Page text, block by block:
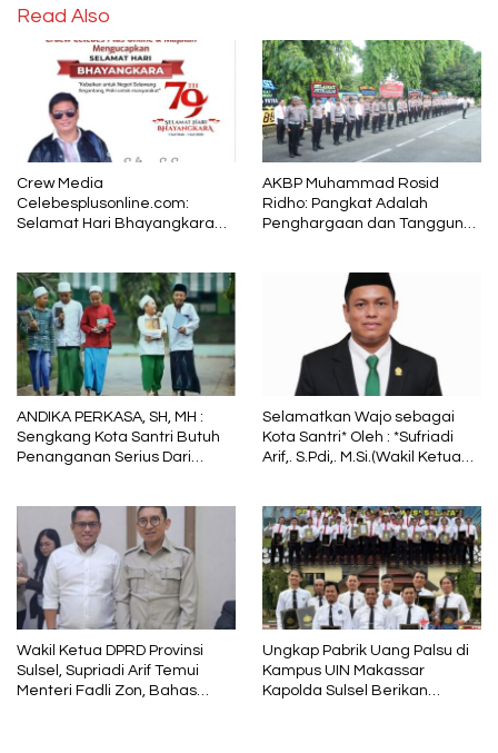
Read Also
Crew Media
Celebesplusonline.com:
Selamat Hari Bhayangkara
dalam Sunyi dan Terang
AKBP Muhammad Rosid
Ridho: Pangkat Adalah
Penghargaan dan Tanggung
ANDIKA PERKASA, SH, MH :
Sengkang Kota Santri Butuh
Penanganan Serius Dari
Selamatkan Wajo sebagai
Kota Santri* Oleh : *Sufriadi
Arif,. S.Pdi,. M.Si.(Wakil Ketua
Wakil Ketua DPRD Provinsi
Sulsel, Supriadi Arif Temui
Menteri Fadli Zon, Bahas
Ungkap Pabrik Uang Palsu di
Kampus UIN Makassar
Kapolda Sulsel Berikan